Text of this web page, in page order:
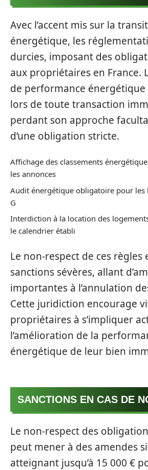
Avec l’accent mis sur la
énergétique, les
durcies, imposant des
aux propriétaires en France.
de performance énergétique
lors de toute transaction
perdant son approche
d’une obligation stricte.
Affichage des classements
les annonces
Audit énergétique obligatoire pour les
G
Interdiction à la location des
le calendrier établi
Le non-respect de ces règles
sanctions sévères, allant
importantes à l’annulation
Cette juridiction encourage
propriétaires à s’impliquer
l’amélioration de la
énergétique de leur bien
SANCTIONS EN CAS DE
Le non-respect des
peut mener à des amendes
atteignant jusqu’à 15 000 €